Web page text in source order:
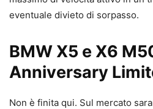
eventuale divieto di sorpasso.
BMW X5 e X6
Anniversary
Non è finita qui. Sul mercato